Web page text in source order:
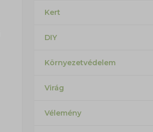
Kert
DIY
Környezetvédelem
Virág
Vélemény